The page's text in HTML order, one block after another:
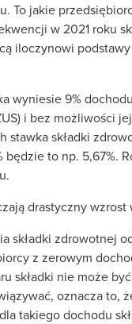
To jakie
w 2021 roku
iloczynowi
wyniesie 9%
i bez możliwości
stawka składki
będzie to np.
drastyczny
składki zdrowotnej
z zerowym
składki nie może
oznacza to,
takiego dochodu